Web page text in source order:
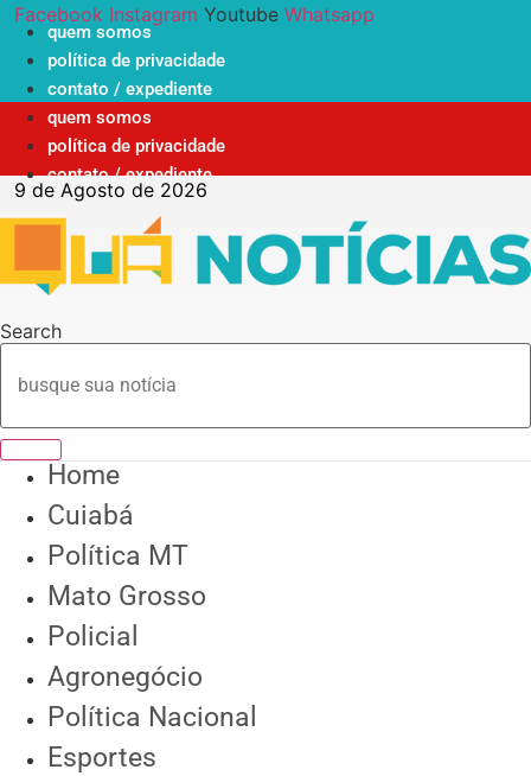
para
conteúdo
Facebook Instagram Youtube Whatsapp
quem somos
política de privacidade
contato / expediente
quem somos
política de privacidade
contato / expediente
9 de Agosto de 2026
Search
Home
Cuiabá
Política MT
Mato Grosso
Policial
Agronegócio
Política Nacional
Esportes